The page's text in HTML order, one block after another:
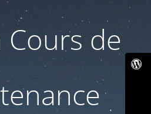
Cours de